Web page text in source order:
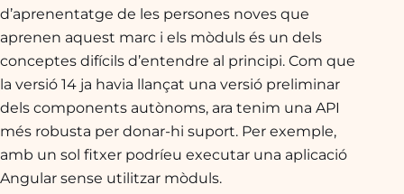
d’aprenentatge de les persones noves que
aprenen aquest marc i els mòduls és un dels
conceptes difícils d’entendre al principi. Com que
la versió 14 ja havia llançat una versió preliminar
dels components autònoms, ara tenim una API
més robusta per donar-hi suport. Per exemple,
amb un sol fitxer podríeu executar una aplicació
Angular sense utilitzar mòduls.